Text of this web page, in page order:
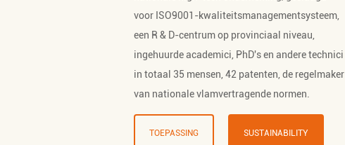
voor ISO9001-kwaliteitsmanagementsysteem,
een R & D-centrum op provinciaal niveau,
ingehuurde academici, PhD's en andere technici
in totaal 35 mensen, 42 patenten, de regelmaker
van nationale vlamvertragende normen.
TOEPASSING SUSTAINABILITY